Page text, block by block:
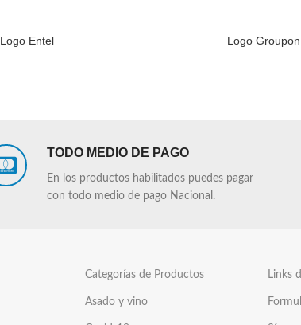
Logo Entel Logo Groupon
TODO MEDIO DE PAGO
En los productos habilitados puedes pagar
con todo medio de pago Nacional.
Categorías de Productos
Asado y vino
Links